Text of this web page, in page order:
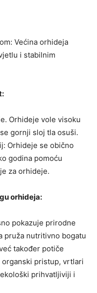
Većina orhideja
i stabilnim
Orhideje vole visoku
gornji sloj tla osuši.
Orhideje se obično
godina pomoću
za orhideje.
orhideja:
pokazuje prirodne
pruža nutritivno bogatu
također potiče
pristup, vrtlari
prihvatljiviji i